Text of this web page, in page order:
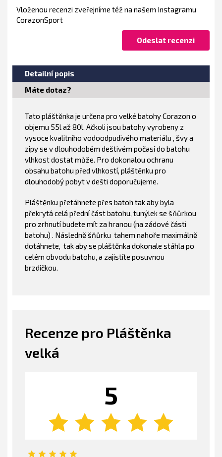
Vloženou recenzi zveřejníme též na našem Instagramu
CorazonSport
Detailní popis
Máte dotaz?
Tato pláštěnka je určena pro velké batohy Corazon o
objemu 55l až 80l. Ačkoli jsou batohy vyrobeny z
vysoce kvalitního vodoodpudivého materiálu , švy a
zipy se v dlouhodobém deštivém počasí do batohu
vlhkost dostat může. Pro dokonalou ochranu
obsahu batohu před vlhkostí, pláštěnku pro
dlouhodobý pobyt v dešti doporučujeme.
Pláštěnku přetáhnete přes batoh tak aby byla
překrytá celá přední část batohu, tunýlek se šňůrkou
pro zrhnutí budete mít za hranou (na zádové části
batohu) . Následně šňůrku tahem nahoře maximálně
dotáhnete, tak aby se pláštěnka dokonale stáhla po
celém obvodu batohu, a zajistíte posuvnou
brzdičkou.
Recenze pro Pláštěnka
velká
5